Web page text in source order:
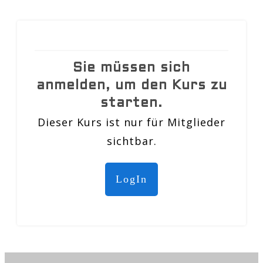
Sie müssen sich
anmelden, um den Kurs zu
starten.
Dieser Kurs ist nur für Mitglieder
sichtbar.
LogIn